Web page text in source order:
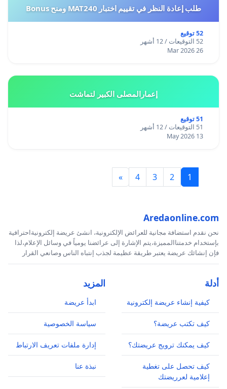
طلب إعادة النظر في تقييم اختبار MAT240 ومنح Bonus
52 توقيع
52 التوقيعات / 12 أشهر
26 Mar 2026
إعمارالمصلى الكبير لتماشت
51 توقيع
51 التوقيعات / 12 أشهر
13 May 2026
1
2
3
4
»
Aredaonline.com
نحن نقدم استضافة مجانية للعرائض الإلكترونية، انشئ عريضة إلكترونيةاحترافية
بإستخدام خدمتناالمميزة،يتم الإشارة إلى عرائضنا يومياً في وسائل الإعلام،لذا
فإن إنشائك عريضة يعتبر طريقة عظيمة لجذب إنتباه الناس وصانعي القرار
أدلة
كيفية إنشاء عريضة إلكترونية
كيف تكتب عريضة؟
كيف يمكنك ترويج عريضتك؟
كيف تحصل على تغطية
إعلامية لعرريضتك
المزيد
ابدأ عريضة
سياسة الخصوصية
إدارة ملفات تعريف الارتباط
نبذة عنا